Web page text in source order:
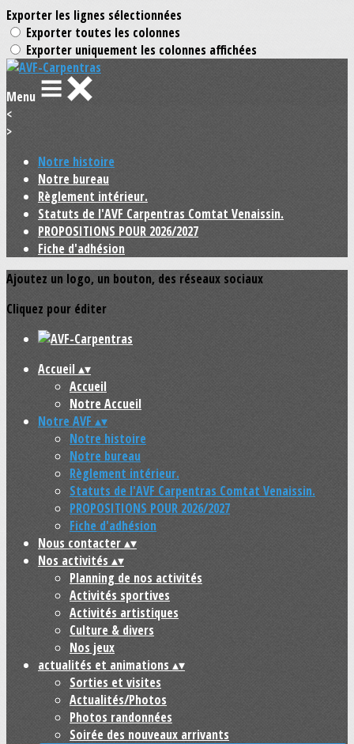
Exporter les lignes sélectionnées
Exporter toutes les colonnes
Exporter uniquement les colonnes affichées
Menu
<
>
Notre histoire
Notre bureau
Règlement intérieur.
Statuts de l'AVF Carpentras Comtat Venaissin.
PROPOSITIONS POUR 2026/2027
Fiche d'adhésion
Ajoutez un logo, un bouton, des réseaux sociaux
Cliquez pour éditer
Accueil▴▾
Accueil
Notre Accueil
Notre AVF ▴▾
Notre histoire
Notre bureau
Règlement intérieur.
Statuts de l'AVF Carpentras Comtat Venaissin.
PROPOSITIONS POUR 2026/2027
Fiche d'adhésion
Nous contacter▴▾
Nos activités ▴▾
Planning de nos activités
Activités sportives
Activités artistiques
Culture & divers
Nos jeux
actualités et animations ▴▾
Sorties et visites
Actualités/Photos
Photos randonnées
Soirée des nouveaux arrivants